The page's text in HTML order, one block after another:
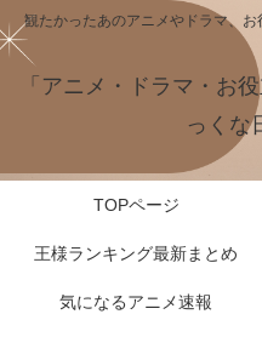
観たかったあのアニメやドラマ、
「アニメ・ドラマ・お
っくな
TOPページ
王様ランキング最新まとめ
気になるアニメ速報